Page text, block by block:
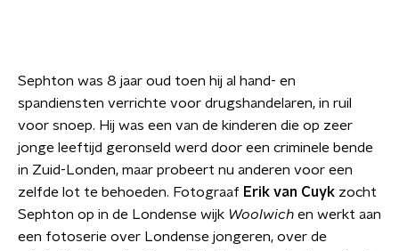
Sephton was 8 jaar oud toen hij al hand- en
spandiensten verrichte voor drugshandelaren, in ruil
voor snoep. Hij was een van de kinderen die op zeer
jonge leeftijd geronseld werd door een criminele bende
in Zuid-Londen, maar probeert nu anderen voor een
zelfde lot te behoeden. Fotograaf Erik van Cuyk zocht
Sephton op in de Londense wijk Woolwich en werkt aan
een fotoserie over Londense jongeren, over de